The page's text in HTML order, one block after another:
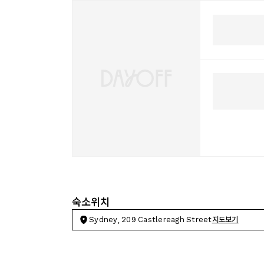
숙소위치
Sydney, 209 Castlereagh Street지도보기